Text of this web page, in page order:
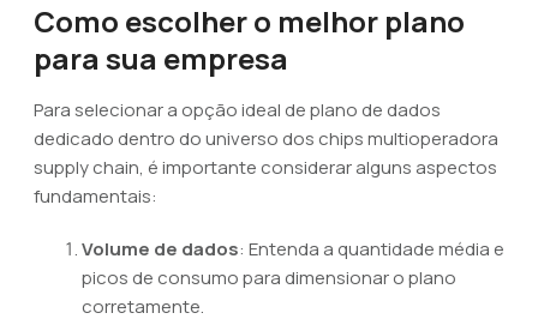
Como escolher o melhor plano
para sua empresa
Para selecionar a opção ideal de plano de dados
dedicado dentro do universo dos chips multioperadora
supply chain, é importante considerar alguns aspectos
fundamentais:
Volume de dados: Entenda a quantidade média e
picos de consumo para dimensionar o plano
corretamente.